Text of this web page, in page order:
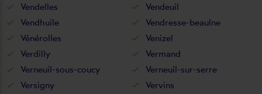
Vendelles
Vendeuil
Vendhuile
Vendresse-beaulne
Vénérolles
Venizel
Verdilly
Vermand
Verneuil-sous-coucy
Verneuil-sur-serre
Versigny
Vervins